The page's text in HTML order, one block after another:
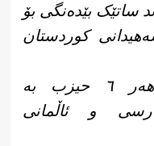
ساتێک بێدەنگی بۆ
کوردستان
دواتر پەیامی هاوبەشی هەر ٦ حیزب بە
و ئاڵمانی